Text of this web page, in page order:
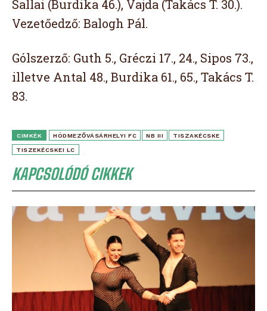
Sallai (Burdika 46.), Vajda (Takács T. 30.).
Vezetőedző: Balogh Pál.
Gólszerző: Guth 5., Gréczi 17., 24., Sipos 73.,
illetve Antal 48., Burdika 61., 65., Takács T.
83.
CIMKÉK HÓDMEZŐVÁSÁRHELYI FC NB III TISZAKÉCSKE
TISZEKÉCSKEI LC
KAPCSOLÓDÓ CIKKEK